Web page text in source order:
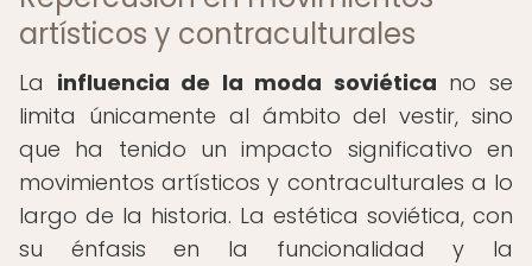
artísticos y contraculturales
La influencia de la moda soviética no se
limita únicamente al ámbito del vestir, sino
que ha tenido un impacto significativo en
movimientos artísticos y contraculturales a lo
largo de la historia. La estética soviética, con
su énfasis en la funcionalidad y la